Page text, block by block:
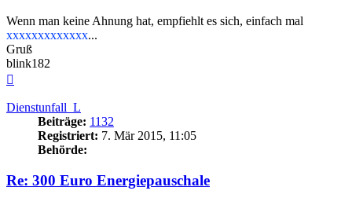
Wenn man keine Ahnung hat, empfiehlt es sich, einfach mal
xxxxxxxxxxxxx...
Gruß
blink182
Dienstunfall_L
Beiträge: 1132
Registriert: 7. Mär 2015, 11:05
Behörde:
Re: 300 Euro Energiepauschale